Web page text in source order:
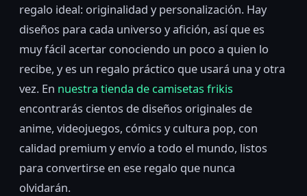
regalo ideal: originalidad y personalización. Hay
diseños para cada universo y afición, así que es
muy fácil acertar conociendo un poco a quien lo
recibe, y es un regalo práctico que usará una y otra
vez. En nuestra tienda de camisetas frikis
encontrarás cientos de diseños originales de
anime, videojuegos, cómics y cultura pop, con
calidad premium y envío a todo el mundo, listos
para convertirse en ese regalo que nunca
olvidarán.